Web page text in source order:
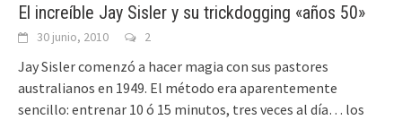
El increíble Jay Sisler y su trickdogging «años 50»
30 junio, 2010 2
Jay Sisler comenzó a hacer magia con sus pastores
australianos en 1949. El método era aparentemente
sencillo: entrenar 10 ó 15 minutos, tres veces al día… los